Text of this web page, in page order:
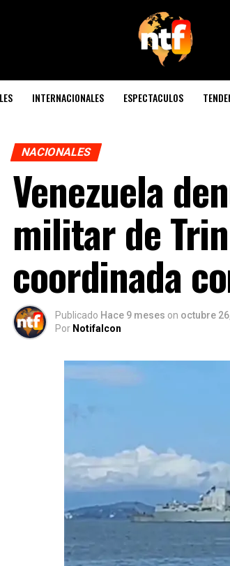
INTERNACIONALES ESPECTACULOS
NACIONALES
Venezuela
militar de
coordinada
Publicado Hace 9 meses on octubre
Por Notifalcon